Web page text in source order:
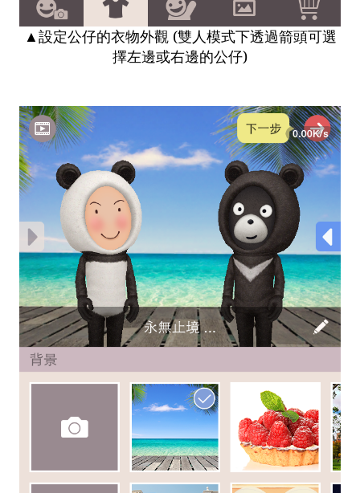
▲設定公仔的衣物外觀 (雙人模式下透過箭頭可選
擇左邊或右邊的公仔)